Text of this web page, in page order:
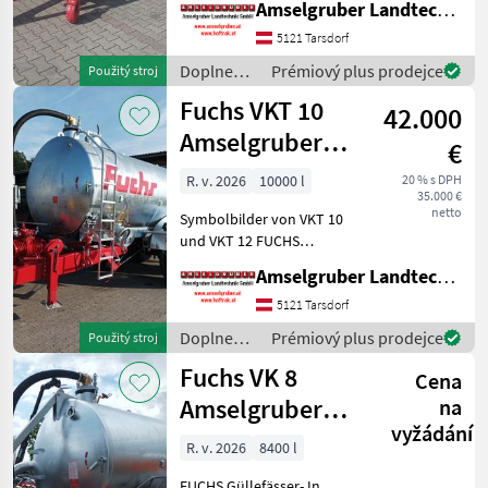
Použitý stroj
(Stärkste Materialstärken +
Beste Materialen und Beste
Komponenten der
führenden TOP Hersteller!)
Sei
Amselgruber Landtechnik GmbH
5121 Tarsdorf
Doplnenie
živin a
polievanie
/ Fuchs
Prémiový plus prodejce
Použitý stroj
Fuchs VKT 10
Amselgruber
EDITION
42.000
€
20 % s DPH
35.000 €
netto
R. v. 2026
10000 l
Symbolbilder von VKT 10
und VKT 12 FUCHS
und Langlebigkeit
unschlagbar! (Stärkste
Materialstärken + Beste
Materialen und Beste
Komponente
Amselgruber Landtechnik GmbH
5121 Tarsdorf
Doplnenie
živin a
polievanie
/ Fuchs
Prémiový plus prodejce
Fuchs VK 8
Amselgruber
Edition 1 Achs
Cena
na
vyžádání
R. v. 2026
8400 l